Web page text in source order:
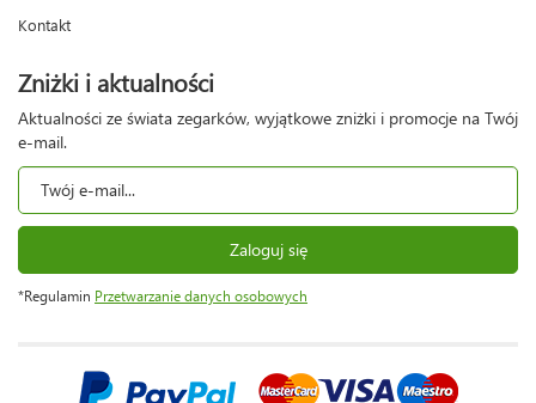
Kontakt
Zniżki i aktualności
Aktualności ze świata zegarków, wyjątkowe zniżki i promocje na Twój
e-mail.
Zaloguj się
*Regulamin Przetwarzanie danych osobowych